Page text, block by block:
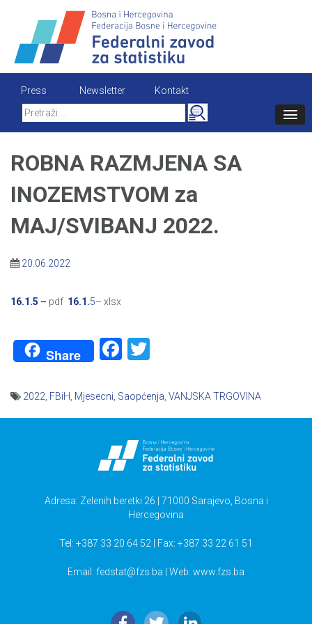
content
Press Newsletter
Kontakt
Search
for:
ROBNA RAZMJENA SA
INOZEMSTVOM za
MAJ/SVIBANJ 2022.
20.06.2022
16.1.5 – pdf 16.1.5– xlsx
Share Facebook
2022 FBiH Mjesecni Saopćenja VANJSKA TRGOVINA
Adresa: Zelenih beretki 26 | 71000 Sarajevo, Bosna i
Hercegovina
Tel: +387 33 20 64 52 | Fax: +387 33 22 61 51
Email: fedstat@fzs.ba | Web: www.fzs.ba